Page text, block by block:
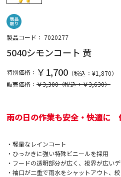
製品コード： 7020277
5040シモンコート 黄
特別価格： ￥1,700 （税込：¥1,870）
販売価格： ￥3,300（税込：￥3,630）
雨の日の作業も安全・快適に
・軽量なレインコート
・ひっかきに強い特殊ビニールを採用
・フードの透明部分が広く、視界が広い
・袖口が二重で雨水をシャットアウト、